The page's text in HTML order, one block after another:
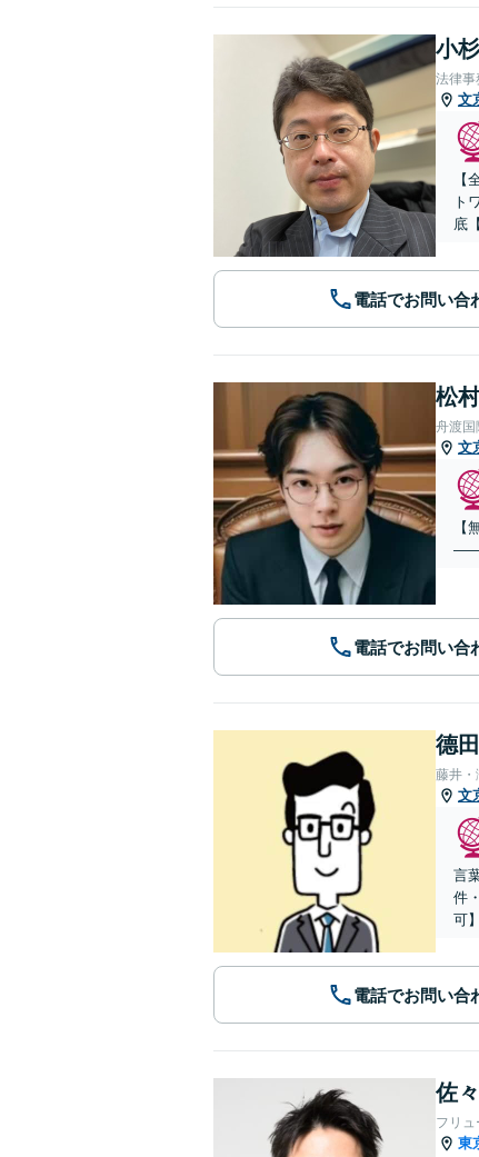
小
法律事
文
【
ト
底
電話でお問い合
松
舟渡国
文
【
——
電話でお問い合
德
藤井・
文
言
件
可】
電話でお問い合
佐
フリ
東